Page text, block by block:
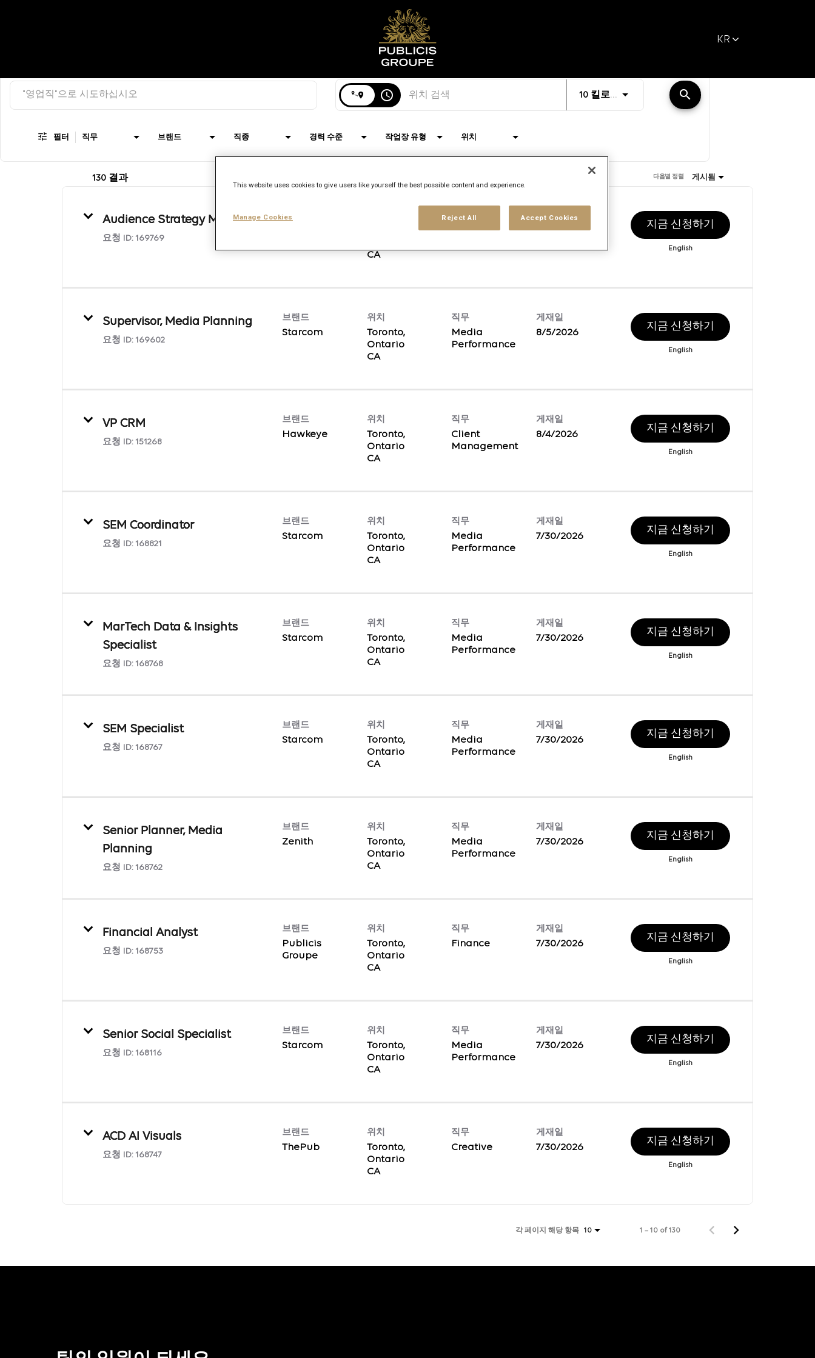
KR
Job Search Page
access_time 10 킬로미터 search
필터 직무 브랜드 직종 경력 수준 작업장 유형 위치
130 결과 게시됨
다음별 정렬
Audience Strategy Manager
요청 ID: 169769
브랜드
CA
직무
Media
게재일
8/6/2026
지금 신청하기
English
Supervisor, Media Planning
요청 ID: 169602
브랜드
Starcom
위치
Toronto,
Ontario
CA
직무
Media
Performance
게재일
8/5/2026
지금 신청하기
English
VP CRM
요청 ID: 151268
브랜드
Hawkeye
위치
Toronto,
Ontario
CA
직무
Client
Management
게재일
8/4/2026
지금 신청하기
English
SEM Coordinator
요청 ID: 168821
브랜드
Starcom
위치
Toronto,
Ontario
CA
직무
Media
Performance
게재일
7/30/2026
지금 신청하기
English
MarTech Data & Insights
Specialist
요청 ID: 168768
브랜드
Starcom
위치
Toronto,
Ontario
CA
직무
Media
Performance
게재일
7/30/2026
지금 신청하기
English
SEM Specialist
요청 ID: 168767
브랜드
Starcom
위치
Toronto,
Ontario
CA
직무
Media
Performance
게재일
7/30/2026
지금 신청하기
English
Senior Planner, Media
Planning
요청 ID: 168762
브랜드
Zenith
위치
Toronto,
Ontario
CA
직무
Media
Performance
게재일
7/30/2026
지금 신청하기
English
Financial Analyst
요청 ID: 168753
브랜드
Publicis
Groupe
위치
Toronto,
Ontario
CA
직무
Finance
게재일
7/30/2026
지금 신청하기
English
Senior Social Specialist
요청 ID: 168116
브랜드
Starcom
위치
Toronto,
Ontario
CA
직무
Media
Performance
게재일
7/30/2026
지금 신청하기
English
ACD AI Visuals
요청 ID: 168747
브랜드
ThePub
위치
Toronto,
Ontario
CA
직무
Creative
게재일
7/30/2026
지금 신청하기
English
각 페이지 해당 항목 10 1 – 10 of 130
This website uses cookies to give users like yourself the best possible content and experience.
Reject All Accept Cookies
Manage Cookies